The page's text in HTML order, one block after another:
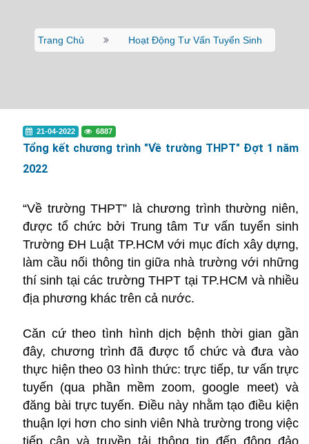
Trang Chủ Hoạt Động Tư Vấn Tuyển Sinh
21-04-2022 6887
Tổng kết chương trình "Về trường THPT" Đợt 1 năm
2022
“Về trường THPT” là chương trình thường niên,
được tổ chức bởi Trung tâm Tư vấn tuyển sinh
Trường ĐH Luật TP.HCM với mục đích xây dựng,
làm cầu nối thông tin giữa nhà trường với những
thí sinh tại các trường THPT tại TP.HCM và nhiều
địa phương khác trên cả nước.
Căn cứ theo tình hình dịch bệnh thời gian gần
đây, chương trình đã được tổ chức và đưa vào
thực hiện theo 03 hình thức: trực tiếp, tư vấn trực
tuyến (qua phần mềm zoom, google meet) và
đăng bài trực tuyến. Điều này nhằm tạo điều kiện
thuận lợi hơn cho sinh viên Nhà trường trong việc
tiếp cận và truyền tải thông tin đến đông đảo